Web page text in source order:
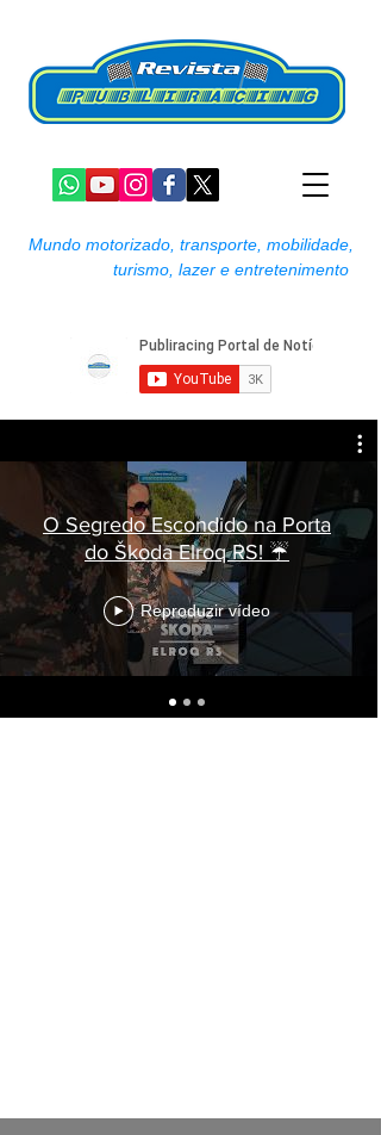
Mundo motorizado, transporte, mobilidade,
turismo, lazer e entretenimento
O Segredo Escondido na Porta
do Škoda Elroq RS! ☔
Reproduzir vídeo